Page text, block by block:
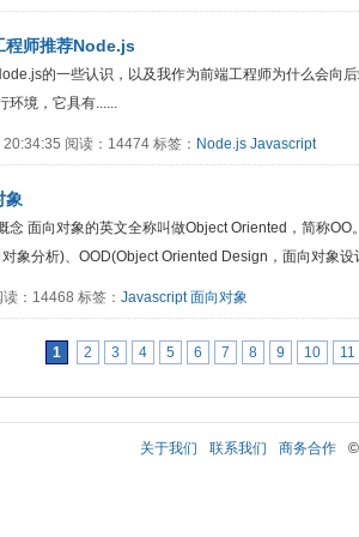
程师推荐Node.js
的一些认识，以及我作为前端工程师为什么会向
环境，它具有......
阅读：14474 标签： Node.js Javascript
象
念 面向对象的英文全称叫做Object Oriented，简称
象分析)、OOD(Object Oriented Design，面向对象
：14468 标签： Javascript 面向对象
1 2 3 4 5 6 7 8 9 10 11
关于我们 联系我们 商务合作